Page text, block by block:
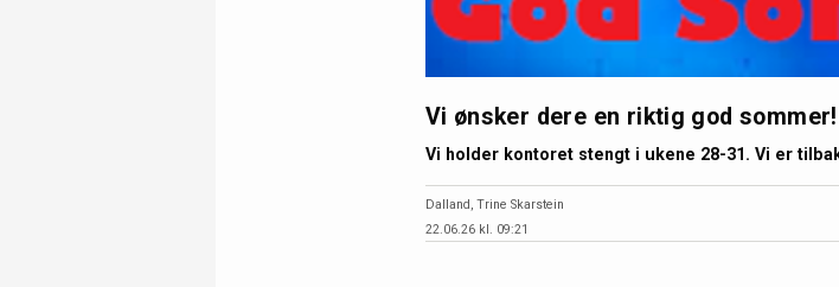
Vi ønsker dere en riktig god sommer!
Vi holder kontoret stengt i ukene 28-31. Vi er
Dalland, Trine Skarstein
22.06.26 kl. 09:21